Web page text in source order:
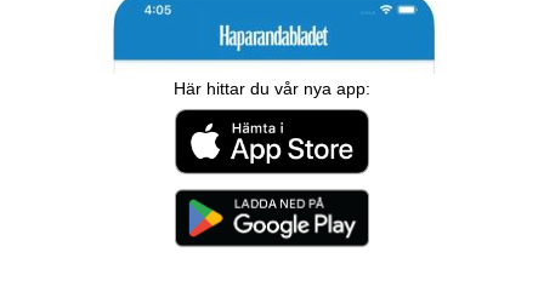
Här hittar du vår nya app: